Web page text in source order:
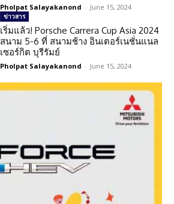
Pholpat Salayakanond - June 15, 2024
ข่าวสาร
เริ่มแล้ว! Porsche Carrera Cup Asia 2024
สนาม 5-6 ที่ สนามช้าง อินเตอร์เนชั่นแนล
เซอร์กิต บุรีรัมย์
Pholpat Salayakanond - June 15, 2024